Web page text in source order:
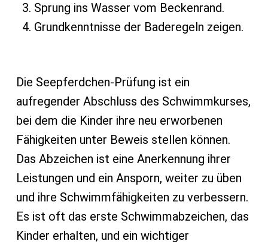
Sprung ins Wasser vom Beckenrand.
Grundkenntnisse der Baderegeln zeigen.
Die Seepferdchen-Prüfung ist ein
aufregender Abschluss des Schwimmkurses,
bei dem die Kinder ihre neu erworbenen
Fähigkeiten unter Beweis stellen können.
Das Abzeichen ist eine Anerkennung ihrer
Leistungen und ein Ansporn, weiter zu üben
und ihre Schwimmfähigkeiten zu verbessern.
Es ist oft das erste Schwimmabzeichen, das
Kinder erhalten, und ein wichtiger